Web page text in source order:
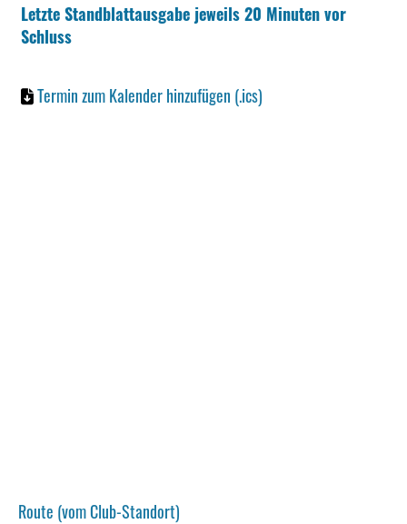
Letzte Standblattausgabe jeweils 20 Minuten vor
Schluss
Termin zum Kalender hinzufügen (.ics)
Route (vom Club-Standort)